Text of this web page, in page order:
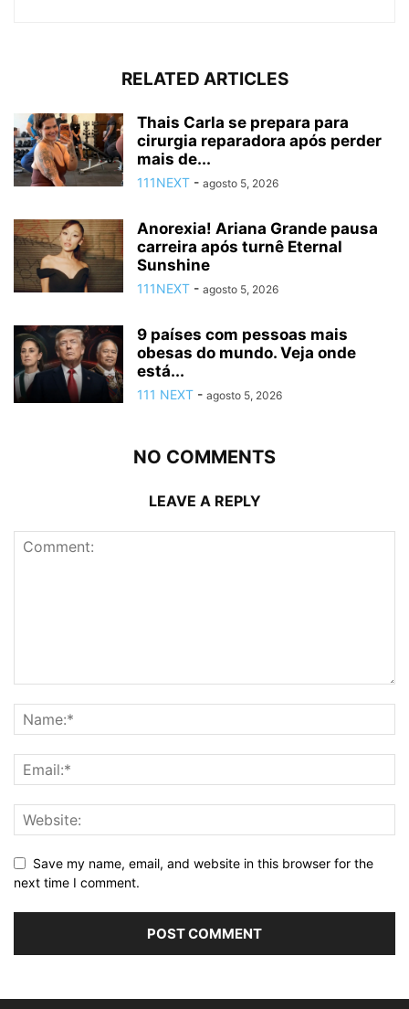
RELATED ARTICLES
Thais Carla se prepara para
cirurgia reparadora após perder
mais de...
111NEXT - agosto 5, 2026
Anorexia! Ariana Grande pausa
carreira após turnê Eternal
Sunshine
111NEXT - agosto 5, 2026
9 países com pessoas mais
obesas do mundo. Veja onde
está...
111 NEXT - agosto 5, 2026
NO COMMENTS
LEAVE A REPLY
Save my name, email, and website in this browser for the
next time I comment.